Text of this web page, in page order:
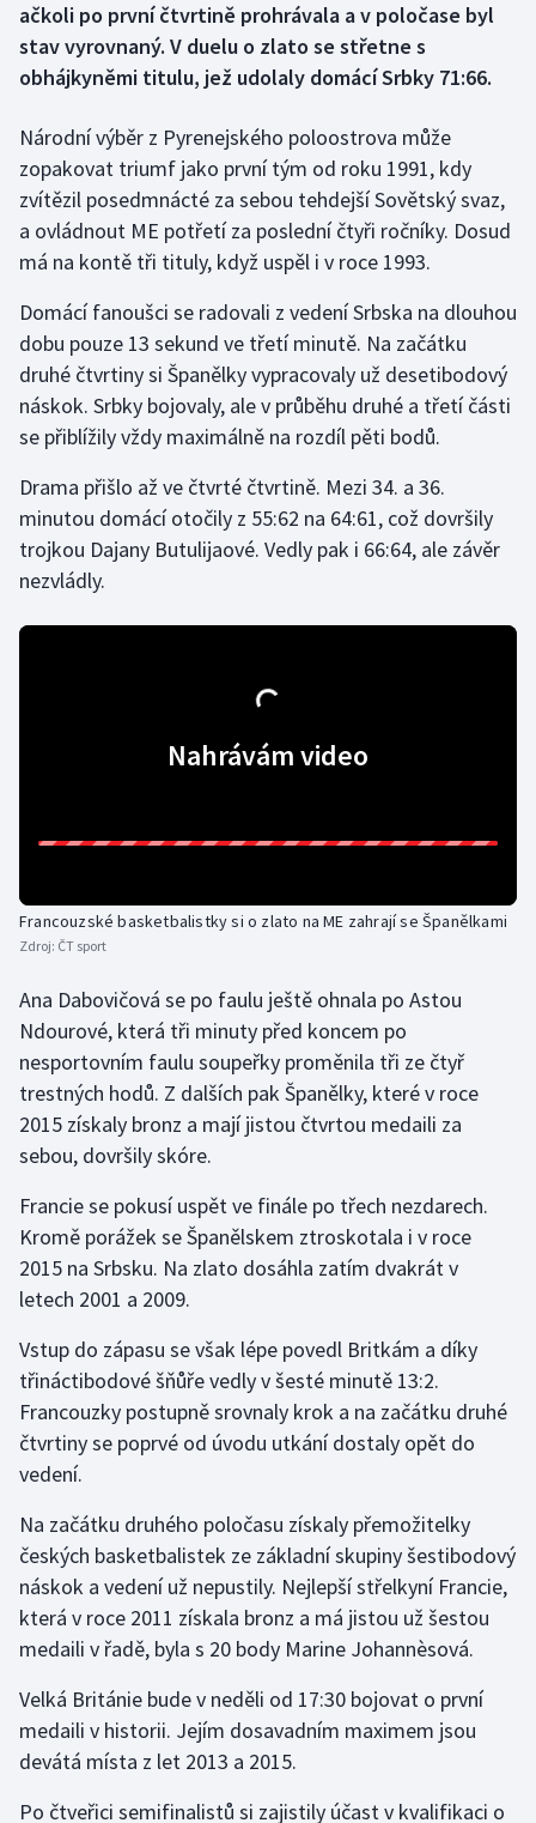
Dostihy
Florbal
Golf
Gymnastika
Házená
Jezdectví
Judo
Krasobruslení
Lezení
Parasport
Plavání
Plážový volejbal
Rychlobruslení
Rychlostní kanoistika
Sportovní střelba
Stolní tenis
Triatlon
Veslování
Vodní slalom
Volejbal
Ostatní
ačkoli po první čtvrtině prohrávala a v poločase byl
stav vyrovnaný. V duelu o zlato se střetne s
obhájkyněmi titulu, jež udolaly domácí Srbky 71:66.
Národní výběr z Pyrenejského poloostrova může
zopakovat triumf jako první tým od roku 1991, kdy
zvítězil posedmnácté za sebou tehdejší Sovětský svaz,
a ovládnout ME potřetí za poslední čtyři ročníky. Dosud
má na kontě tři tituly, když uspěl i v roce 1993.
Domácí fanoušci se radovali z vedení Srbska na dlouhou
dobu pouze 13 sekund ve třetí minutě. Na začátku
druhé čtvrtiny si Španělky vypracovaly už desetibodový
náskok. Srbky bojovaly, ale v průběhu druhé a třetí části
se přiblížily vždy maximálně na rozdíl pěti bodů.
Drama přišlo až ve čtvrté čtvrtině. Mezi 34. a 36.
minutou domácí otočily z 55:62 na 64:61, což dovršily
trojkou Dajany Butulijaové. Vedly pak i 66:64, ale závěr
nezvládly.
Nahrávám video
Francouzské basketbalistky si o zlato na ME zahrají se Španělkami
Zdroj: ČT sport
Ana Dabovičová se po faulu ještě ohnala po Astou
Ndourové, která tři minuty před koncem po
nesportovním faulu soupeřky proměnila tři ze čtyř
trestných hodů. Z dalších pak Španělky, které v roce
2015 získaly bronz a mají jistou čtvrtou medaili za
sebou, dovršily skóre.
Francie se pokusí uspět ve finále po třech nezdarech.
Kromě porážek se Španělskem ztroskotala i v roce
2015 na Srbsku. Na zlato dosáhla zatím dvakrát v
letech 2001 a 2009.
Vstup do zápasu se však lépe povedl Britkám a díky
třináctibodové šňůře vedly v šesté minutě 13:2.
Francouzky postupně srovnaly krok a na začátku druhé
čtvrtiny se poprvé od úvodu utkání dostaly opět do
vedení.
Na začátku druhého poločasu získaly přemožitelky
českých basketbalistek ze základní skupiny šestibodový
náskok a vedení už nepustily. Nejlepší střelkyní Francie,
která v roce 2011 získala bronz a má jistou už šestou
medaili v řadě, byla s 20 body Marine Johannèsová.
Velká Británie bude v neděli od 17:30 bojovat o první
medaili v historii. Jejím dosavadním maximem jsou
devátá místa z let 2013 a 2015.
Po čtveřici semifinalistů si zajistily účast v kvalifikaci o